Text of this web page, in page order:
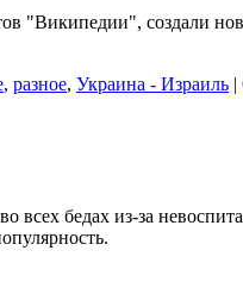
"Википедии", создали
, разное, Украина - Израиль |
всех бедах из-за